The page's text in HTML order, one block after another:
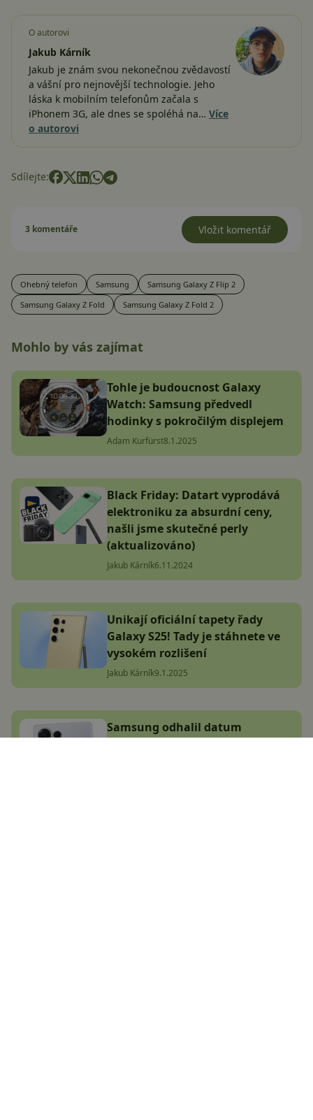
O autorovi
Jakub Kárník
Jakub je znám svou nekonečnou zvědavostí
a vášní pro nejnovější technologie. Jeho
láska k mobilním telefonům začala s
iPhonem 3G, ale dnes se spoléhá na… Více
o autorovi
Sdílejte:
3 komentáře Vložit komentář
Ohebný telefon Samsung
Samsung Galaxy Z Flip 2
Samsung Galaxy Z Fold
Samsung Galaxy Z Fold 2
Mohlo by vás zajímat
Tohle je budoucnost Galaxy
Watch: Samsung předvedl
hodinky s pokročilým displejem
Adam Kurfürst8.1.2025
Black Friday: Datart vyprodává
elektroniku za absurdní ceny,
našli jsme skutečné perly
(aktualizováno)
Jakub Kárník6.11.2024
Unikají oficiální tapety řady
Galaxy S25! Tady je stáhnete ve
vysokém rozlišení
Jakub Kárník9.1.2025
Samsung odhalil datum